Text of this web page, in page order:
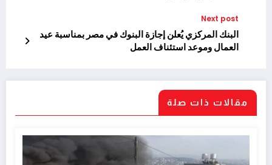
Next post
البنك المركزي يُعلن إجازة البنوك في مصر بمناسبة عيد
العمال وموعد استئناف العمل
مقالات ذات صلة